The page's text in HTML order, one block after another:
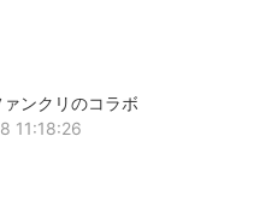
ンクリのコラボ
11:18:26